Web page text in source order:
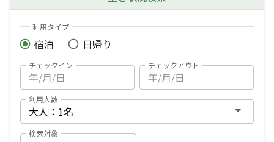
利用タイプ
宿泊 日帰り
チェックイン チェックアウト
利用人数
検索対象